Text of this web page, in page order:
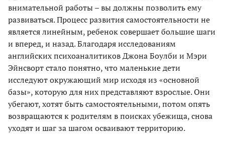
внимательной работы – вы должны позволить ему
развиваться. Процесс развития самостоятельности не
является линейным, ребенок совершает большие шаги
и вперед, и назад. Благодаря исследованиям
английских психоаналитиков Джона Боулби и Мэри
Эйнсворт стало понятно, что маленькие дети
исследуют окружающий мир исходя из «основной
базы», которую для них представляют взрослые. Они
убегают, хотят быть самостоятельными, потом опять
возвращаются к родителям в поисках убежища, снова
уходят и шаг за шагом осваивают территорию.